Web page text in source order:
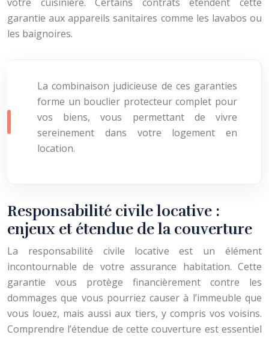
garantie aux appareils sanitaires comme les lavabos ou
les baignoires.
La combinaison judicieuse de ces garanties
forme un bouclier protecteur complet pour
vos biens, vous permettant de vivre
sereinement dans votre logement en
location.
Responsabilité civile locative :
enjeux et étendue de la couverture
La responsabilité civile locative est un élément
incontournable de votre assurance habitation. Cette
garantie vous protège financièrement contre les
dommages que vous pourriez causer à l’immeuble que
vous louez, mais aussi aux tiers, y compris vos voisins.
Comprendre l’étendue de cette couverture est essentiel